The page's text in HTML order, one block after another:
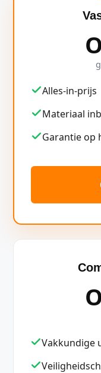
Alles-in-prijs
Materiaal
Garantie op
Vakkundige